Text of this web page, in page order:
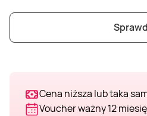
Masaż
Jazda
SUP
Cena niższa lub taka
Voucher ważny 12